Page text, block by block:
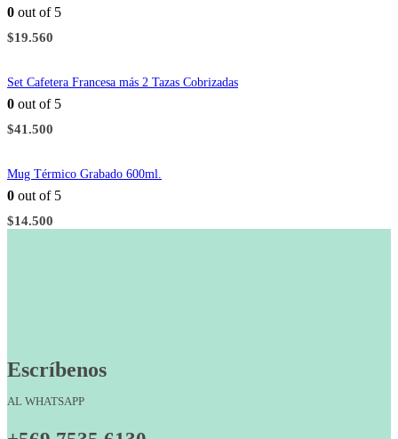
0 out of 5
$19.560
Set Cafetera Francesa más 2 Tazas Cobrizadas
0 out of 5
$41.500
Mug Térmico Grabado 600ml.
0 out of 5
$14.500
Escríbenos
AL WHATSAPP